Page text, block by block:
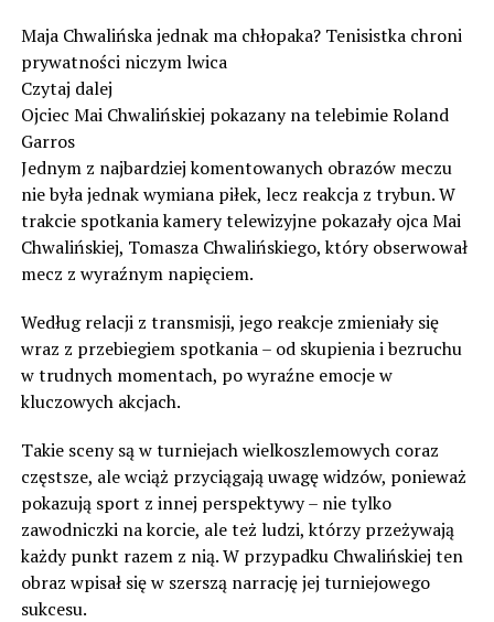
Maja Chwalińska jednak ma chłopaka? Tenisistka chroni
prywatności niczym lwica
Czytaj dalej
Ojciec Mai Chwalińskiej pokazany na telebimie Roland
Garros
Jednym z najbardziej komentowanych obrazów meczu
nie była jednak wymiana piłek, lecz reakcja z trybun. W
trakcie spotkania kamery telewizyjne pokazały ojca Mai
Chwalińskiej, Tomasza Chwalińskiego, który obserwował
mecz z wyraźnym napięciem.
Według relacji z transmisji, jego reakcje zmieniały się
wraz z przebiegiem spotkania – od skupienia i bezruchu
w trudnych momentach, po wyraźne emocje w
kluczowych akcjach.
Takie sceny są w turniejach wielkoszlemowych coraz
częstsze, ale wciąż przyciągają uwagę widzów, ponieważ
pokazują sport z innej perspektywy – nie tylko
zawodniczki na korcie, ale też ludzi, którzy przeżywają
każdy punkt razem z nią. W przypadku Chwalińskiej ten
obraz wpisał się w szerszą narrację jej turniejowego
sukcesu.